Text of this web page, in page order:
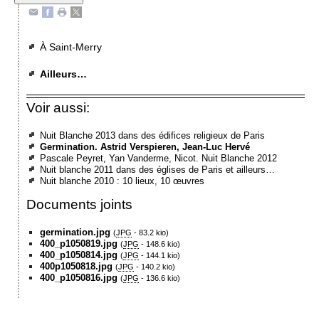
À Saint-Merry
Ailleurs…
Voir aussi:
Nuit Blanche 2013 dans des édifices religieux de Paris
Germination. Astrid Verspieren, Jean-Luc Hervé
Pascale Peyret, Yan Vanderme, Nicot. Nuit Blanche 2012
Nuit blanche 2011 dans des églises de Paris et ailleurs…
Nuit blanche 2010 : 10 lieux, 10 œuvres
Documents joints
germination.jpg (JPG -83.2 kio)
400_p1050819.jpg (JPG - 148.6 kio)
400_p1050814.jpg (JPG - 144.1 kio)
400p1050818.jpg (JPG - 140.2 kio)
400_p1050816.jpg (JPG - 136.6 kio)